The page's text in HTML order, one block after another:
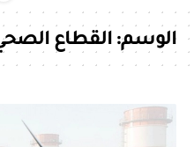
الوسم:القطاع الصحي